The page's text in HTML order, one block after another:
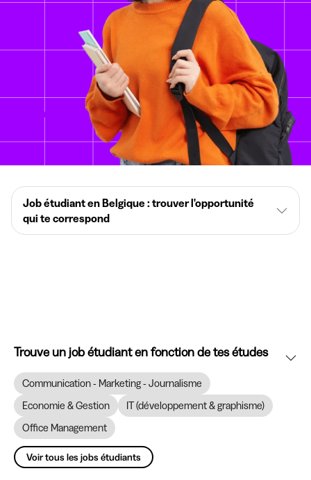
Job étudiant en Belgique : trouver l'opportunité
qui te correspond
Trouve un job étudiant en fonction de tes études
Communication - Marketing - Journalisme
Economie & Gestion
IT (développement & graphisme)
Office Management
Voir tous les jobs étudiants